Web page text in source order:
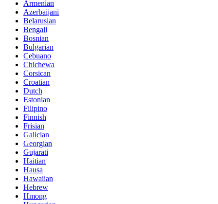
Armenian
Azerbaijani
Belarusian
Bengali
Bosnian
Bulgarian
Cebuano
Chichewa
Corsican
Croatian
Dutch
Estonian
Filipino
Finnish
Frisian
Galician
Georgian
Gujarati
Haitian
Hausa
Hawaiian
Hebrew
Hmong